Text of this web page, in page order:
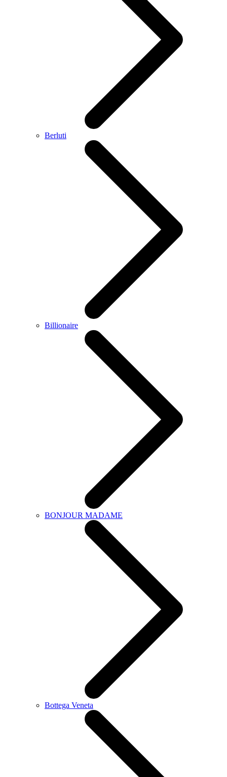
Berluti
Billionaire
BONJOUR MADAME
Bottega Veneta